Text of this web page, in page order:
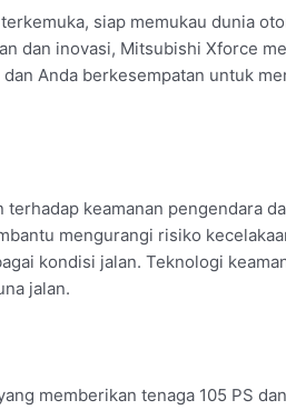
siap memukau dunia
dan inovasi, Mitsubishi Xforce
Anda berkesempatan untuk
keamanan pengendara
mengurangi risiko
kondisi jalan. Teknologi
jalan.
memberikan tenaga 105 PS